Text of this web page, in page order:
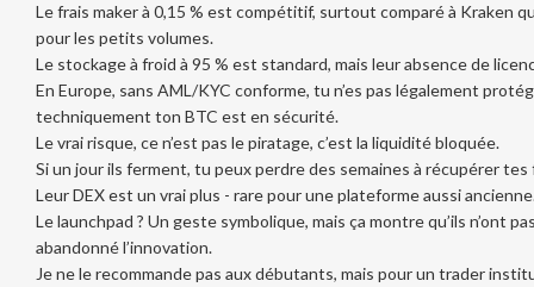
Le frais maker à 0,15 % est compétitif, surtout comparé à Kraken
pour les petits volumes.
Le stockage à froid à 95 % est standard, mais leur absence de
En Europe, sans AML/KYC conforme, tu n’es pas légalement
techniquement ton BTC est en sécurité.
Le vrai risque, ce n’est pas le piratage, c’est la liquidité bloquée.
Si un jour ils ferment, tu peux perdre des semaines à récupérer tes
Leur DEX est un vrai plus - rare pour une plateforme aussi
Le launchpad ? Un geste symbolique, mais ça montre qu’ils n’ont
abandonné l’innovation.
Je ne le recommande pas aux débutants, mais pour un trader